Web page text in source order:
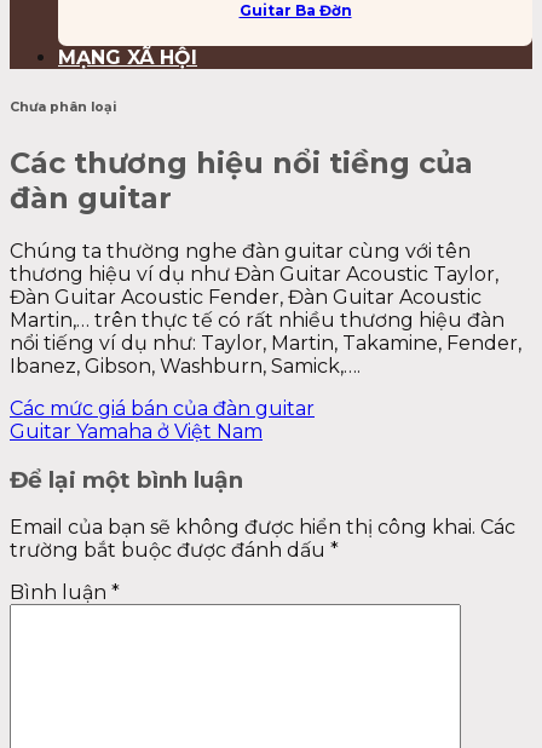
Guitar Ba Đờn
MẠNG XÃ HỘI
Chưa phân loại
Các thương hiệu nổi tiềng của
đàn guitar
Chúng ta thường nghe đàn guitar cùng với tên
thương hiệu ví dụ như Đàn Guitar Acoustic Taylor,
Đàn Guitar Acoustic Fender, Đàn Guitar Acoustic
Martin,… trên thực tế có rất nhiều thương hiệu đàn
nổi tiếng ví dụ như: Taylor, Martin, Takamine, Fender,
Ibanez, Gibson, Washburn, Samick,….
Các mức giá bán của đàn guitar
Guitar Yamaha ở Việt Nam
Để lại một bình luận
Email của bạn sẽ không được hiển thị công khai. Các
trường bắt buộc được đánh dấu *
Bình luận *